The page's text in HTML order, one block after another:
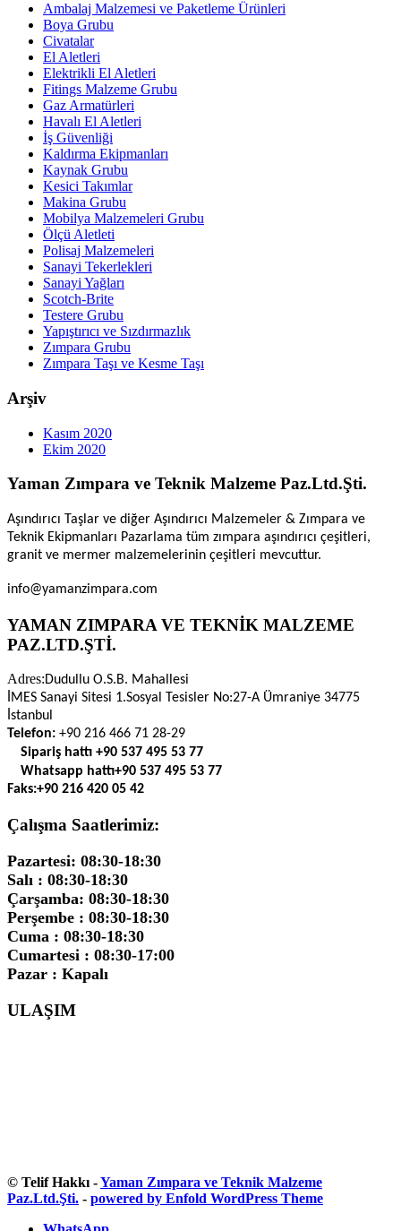
Ambalaj Malzemesi ve Paketleme Ürünleri
Boya Grubu
Civatalar
El Aletleri
Elektrikli El Aletleri
Fitings Malzeme Grubu
Gaz Armatürleri
Havalı El Aletleri
İş Güvenliği
Kaldırma Ekipmanları
Kaynak Grubu
Kesici Takımlar
Makina Grubu
Mobilya Malzemeleri Grubu
Ölçü Aletleti
Polisaj Malzemeleri
Sanayi Tekerlekleri
Sanayi Yağları
Scotch-Brite
Testere Grubu
Yapıştırıcı ve Sızdırmazlık
Zımpara Grubu
Zımpara Taşı ve Kesme Taşı
Arşiv
Kasım 2020
Ekim 2020
Yaman Zımpara ve Teknik Malzeme Paz.Ltd.Şti.
Aşındırıcı Taşlar ve diğer Aşındırıcı Malzemeler & Zımpara ve
Teknik Ekipmanları Pazarlama tüm zımpara aşındırıcı çeşitleri,
granit ve mermer malzemelerinin çeşitleri mevcuttur.
info@yamanzimpara.com
YAMAN ZIMPARA VE TEKNİK MALZEME
PAZ.LTD.ŞTİ.
Adres:Dudullu O.S.B. Mahallesi
İMES Sanayi Sitesi 1.Sosyal Tesisler No:27-A Ümraniye 34775
İstanbul
Telefon: +90 216 466 71 28-29
Sipariş hattı +90 537 495 53 77
Whatsapp hattı+90 537 495 53 77
Faks:+90 216 420 05 42
Çalışma Saatlerimiz:
Pazartesi: 08:30-18:30
Salı : 08:30-18:30
Çarşamba: 08:30-18:30
Perşembe : 08:30-18:30
Cuma : 08:30-18:30
Cumartesi : 08:30-17:00
Pazar : Kapalı
ULAŞIM
© Telif Hakkı -Yaman Zımpara ve Teknik Malzeme
Paz.Ltd.Şti. - powered by Enfold WordPress Theme